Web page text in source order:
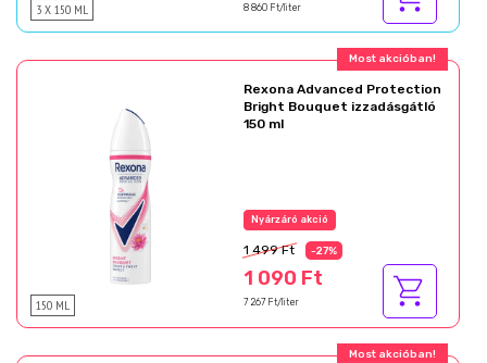
3 X 150 ML 8 860 Ft/liter
Most akcióban!
150 ML
Rexona Advanced Protection
Bright Bouquet izzadásgátló
150 ml
Nyárzáró akció
1 499 Ft -27%
1 090 Ft
7 267 Ft/liter
Most akcióban!